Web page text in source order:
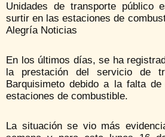
Unidades de transporte público
surtir en las estaciones de
Alegría Noticias
En los últimos días, se ha
la prestación del servicio de
Barquisimeto debido a la falta
estaciones de combustible.
La situación se vio más